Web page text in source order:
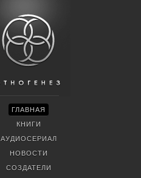
ГЛАВНАЯ
КНИГИ
АУДИОСЕРИАЛ
НОВОСТИ
СОЗДАТЕЛИ